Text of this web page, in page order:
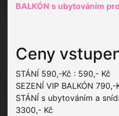
BALKÓN s ubytováním
Ceny
STÁNÍ 590,-Kč : 590,- Kč
SEZENÍ VIP BALKÓN
STÁNÍ s ubytováním a
3300,- Kč